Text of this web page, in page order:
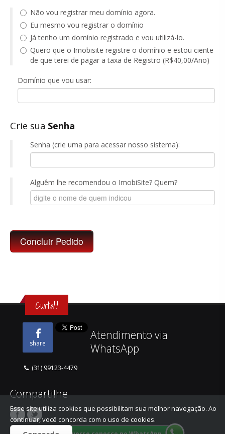
Não vou registrar meu domínio agora.
Eu mesmo vou registrar o domínio
Já tenho um domínio registrado e vou utilizá-lo.
Quero que o Imobisite registre o domínio e estou ciente
de que terei de pagar a taxa de Registro (R$40,00/Ano)
Domínio que vou usar:
Crie sua Senha
Senha (crie uma para acessar nosso sistema):
Alguêm lhe recomendou o ImobiSite? Quem?
Curta!!!
share
Atendimento via
WhatsApp
(31) 99123-4479
Compartilhe
Esse site utiliza cookies que possibilitam sua melhor navegação. Ao
continuar, você concorda com o uso de cookies.